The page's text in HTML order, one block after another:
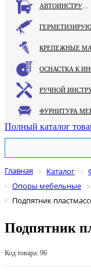
Полный каталог
Главная Каталог
Опоры мебельные
Подпятник
Подпятник
Код товара: 96